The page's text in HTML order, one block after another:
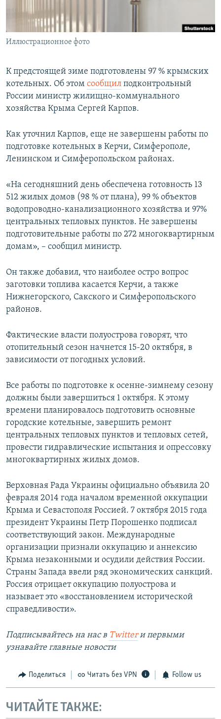
ПОБЕДИТЕЛЕЙ НЕ СУДЯТ?
КРЫМ.НЕПОКОРЕННЫЙ
ELIFBE
ПРИСОЕДИНЯЙТЕСЬ!
Все сайты RFE/RL
Иллюстрационное фото
К предстоящей зиме подготовлены 97 % крымских
котельных. Об этом сообщил подконтрольный
России министр жилищно-коммунального
хозяйства Крыма Сергей Карпов.
Как уточнил Карпов, еще не завершены работы по
подготовке котельных в Керчи, Симферополе,
Ленинском и Симферопольском районах.
«На сегодняшний день обеспечена готовность 13
512 жилых домов (98 % от плана), 99 % объектов
водопроводно-канализационного хозяйства и 97%
центральных тепловых пунктов. Не завершены
подготовительные работы по 272 многоквартирным
домам», – сообщил министр.
Он также добавил, что наиболее остро вопрос
заготовки топлива касается Керчи, а также
Нижнегорского, Сакского и Симферопольского
районов.
Фактические власти полуострова говорят, что
отопительный сезон начнется 15-20 октября, в
зависимости от погодных условий.
Все работы по подготовке к осенне-зимнему сезону
должны были завершиться 1 октября. К этому
времени планировалось подготовить основные
городские котельные, завершить ремонт
центральных тепловых пунктов и тепловых сетей,
провести гидравлические испытания и опрессовку
многоквартирных жилых домов.
Верховная Рада Украины официально объявила 20
февраля 2014 года началом временной оккупации
Крыма и Севастополя Россией. 7 октября 2015 года
президент Украины Петр Порошенко подписал
соответствующий закон. Международные
организации признали оккупацию и аннексию
Крыма незаконными и осудили действия России.
Страны Запада ввели ряд экономических санкций.
Россия отрицает оккупацию полуострова и
называет это «восстановлением исторической
справедливости».
Подписывайтесь на наc в Twitterи первыми
узнавайте главные новости
Поделиться Читать без VPN Follow us
ЧИТАЙТЕ ТАКЖЕ: